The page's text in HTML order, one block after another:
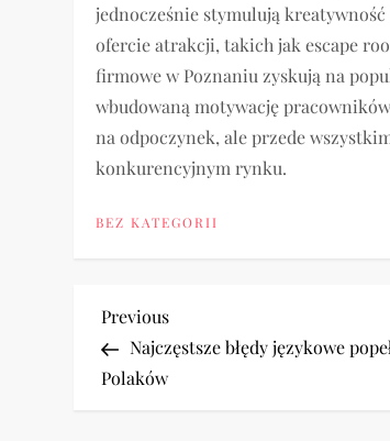
jednocześnie stymulują
ofercie atrakcji, takich jak escape
firmowe w Poznaniu zyskują na
wbudowaną motywację
na odpoczynek, ale przede
konkurencyjnym rynku.
BEZ KATEGORII
N
a
Previous
Post
Previous
Najczęstsze błędy językowe
Polaków